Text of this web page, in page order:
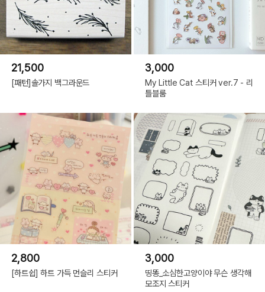
21,500
[패턴]솔가지 백그라운드
3,000
My Little Cat 스티커 ver.7 - 리
틀블룸
2,800
[하트쉽] 하트 가득 먼슬리 스티커
3,000
띵똥_소심한고양이야 무슨 생각해
모조지 스티커